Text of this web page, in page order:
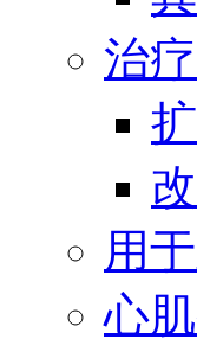
治
用
心